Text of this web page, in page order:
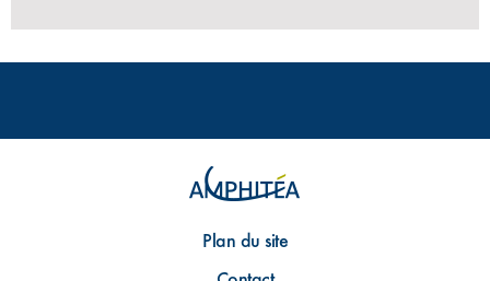
Plan du site